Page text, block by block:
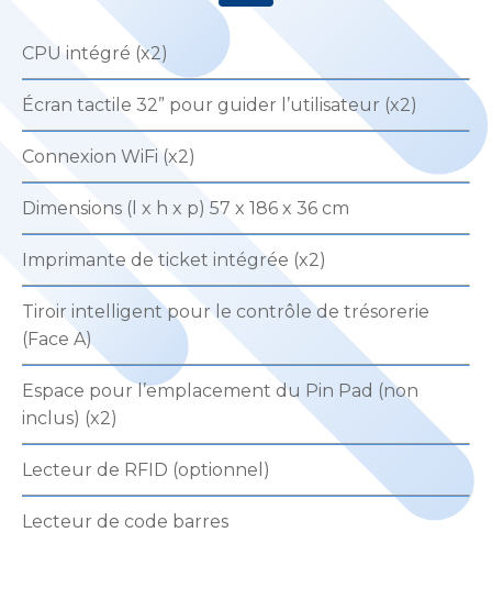
CPU intégré (x2)
Écran tactile 32” pour guider l’utilisateur (x2)
Connexion WiFi (x2)
Dimensions (l x h x p) 57 x 186 x 36 cm
Imprimante de ticket intégrée (x2)
Tiroir intelligent pour le contrôle de trésorerie
(Face A)
Espace pour l’emplacement du Pin Pad (non
inclus) (x2)
Lecteur de RFID (optionnel)
Lecteur de code barres